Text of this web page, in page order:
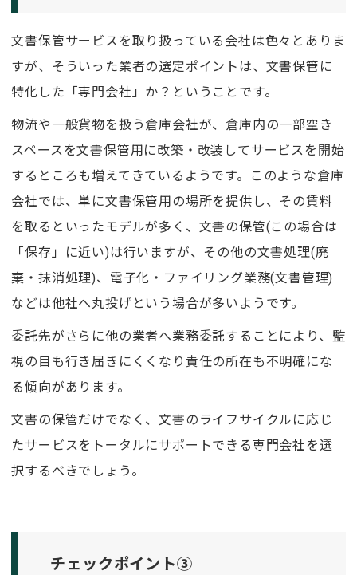
文書保管サービスを取り扱っている会社は色々とありま
すが、そういった業者の選定ポイントは、文書保管に
特化した「専門会社」か？ということです。
物流や一般貨物を扱う倉庫会社が、倉庫内の一部空き
スペースを文書保管用に改築・改装してサービスを開始
するところも増えてきているようです。このような倉庫
会社では、単に文書保管用の場所を提供し、その賃料
を取るといったモデルが多く、文書の保管(この場合は
「保存」に近い)は行いますが、その他の文書処理(廃
棄・抹消処理)、電子化・ファイリング業務(文書管理)
などは他社へ丸投げという場合が多いようです。
委託先がさらに他の業者へ業務委託することにより、監
視の目も行き届きにくくなり責任の所在も不明確にな
る傾向があります。
文書の保管だけでなく、文書のライフサイクルに応じ
たサービスをトータルにサポートできる専門会社を選
択するべきでしょう。
チェックポイント③